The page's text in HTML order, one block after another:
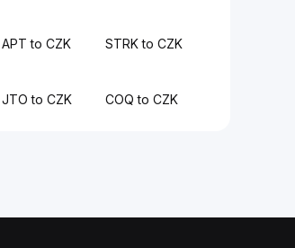
APT to CZK STRK to CZK
JTO to CZK COQ to CZK